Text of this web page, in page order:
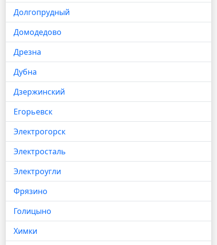
Долгопрудный
Домодедово
Дрезна
Дубна
Дзержинский
Егорьевск
Электрогорск
Электросталь
Электроугли
Фрязино
Голицыно
Химки